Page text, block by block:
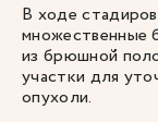
В ходе
множественные
из брюшной
участки для
опухоли.